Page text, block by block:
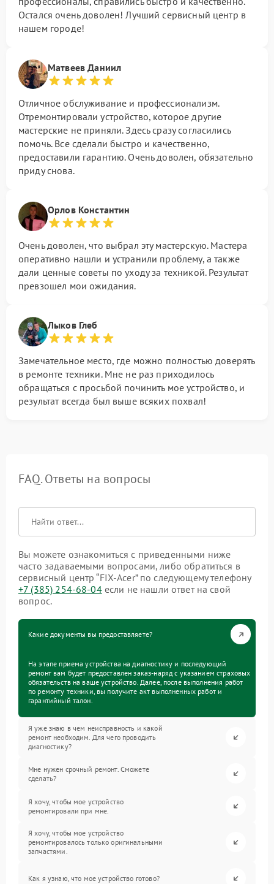
Остался очень доволен! Лучший сервисный центр в
нашем городе!
Матвеев Даниил
Отличное обслуживание и профессионализм.
Отремонтировали устройство, которое другие
мастерские не приняли. Здесь сразу согласились
помочь. Все сделали быстро и качественно,
предоставили гарантию. Очень доволен, обязательно
приду снова.
Орлов Константин
Очень доволен, что выбрал эту мастерскую. Мастера
оперативно нашли и устранили проблему, а также
дали ценные советы по уходу за техникой. Результат
превзошел мои ожидания.
Лыков Глеб
Замечательное место, где можно полностью доверять
в ремонте техники. Мне не раз приходилось
обращаться с просьбой починить мое устройство, и
результат всегда был выше всяких похвал!
FAQ. Ответы на вопросы
Вы можете ознакомиться с приведенными ниже
часто задаваемыми вопросами, либо обратиться в
сервисный центр “FIX-Acer” по следующему телефону
+7 (385) 254-68-04если не нашли ответ на свой
вопрос.
Какие документы вы предоставляете?
На этапе приема устройства на диагностику и последующий
ремонт вам будет предоставлен заказ-наряд с указанием страховых
обязательств на ваше устройство. Далее, после выполнения работ
по ремонту техники, вы получите акт выполненных работ и
гарантийный талон.
Я уже знаю в чем неисправность и какой
ремонт необходим. Для чего проводить
диагностику?
Мне нужен срочный ремонт. Сможете
сделать?
Я хочу, чтобы мое устройство
ремонтировали при мне.
Я хочу, чтобы мое устройство
ремонтировалось только оригинальными
запчастями.
Как я узнаю, что мое устройство готово?